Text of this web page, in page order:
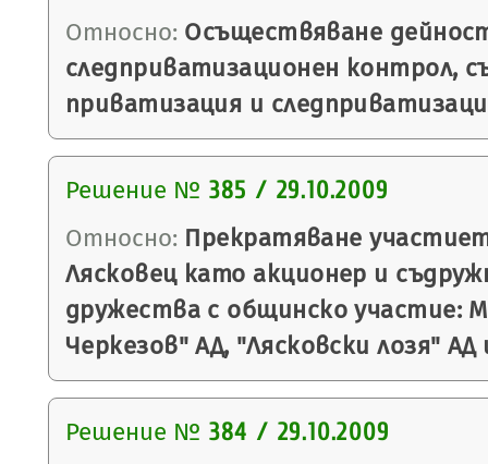
Относно: Осъществяване
следприватизационен контрол,
приватизация и
Решение № 385 / 29.10.2009
Относно: Прекратяване
Лясковец като акционер и
дружества с общинско участие:
Черкезов" АД, "Лясковски лозя"
Решение № 384 / 29.10.2009